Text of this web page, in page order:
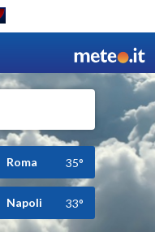
Roma 35°
Napoli 33°